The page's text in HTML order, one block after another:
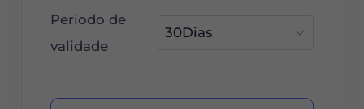
Período de
validade